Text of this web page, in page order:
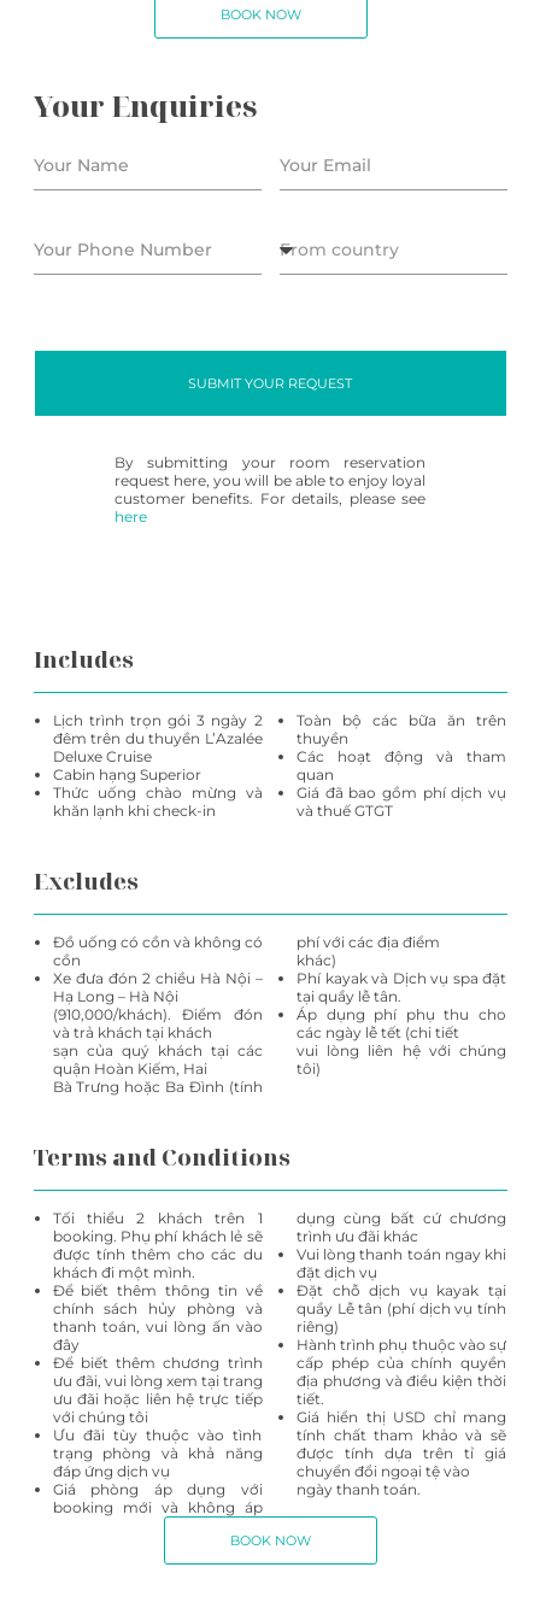
BOOK NOW
Your Enquiries
SUBMIT YOUR REQUEST
By submitting your room reservation
request here, you will be able to enjoy loyal
customer benefits. For details, please see
here
Includes
Lịch trình trọn gói 3 ngày 2
đêm trên du thuyền L’Azalée
Deluxe Cruise
Cabin hạng Superior
Thức uống chào mừng và
khăn lạnh khi check-in
Toàn bộ các bữa ăn trên
thuyền
Các hoạt động và tham
quan
Giá đã bao gồm phí dịch vụ
và thuế GTGT
Excludes
Đồ uống có cồn và không có
cồn
Xe đưa đón 2 chiều Hà Nội –
Hạ Long – Hà Nội
(910,000/khách). Điểm đón
và trả khách tại khách
sạn của quý khách tại các
quận Hoàn Kiếm, Hai
Bà Trưng hoặc Ba Đình (tính
phí với các địa điểm
khác)
Phí kayak và Dịch vụ spa đặt
tại quầy lễ tân.
Áp dụng phí phụ thu cho
các ngày lễ tết (chi tiết
vui lòng liên hệ với chúng
tôi)
Terms and Conditions
Tối thiểu 2 khách trên 1
booking. Phụ phí khách lẻ sẽ
được tính thêm cho các du
khách đi một mình.
Để biết thêm thông tin về
chính sách hủy phòng và
thanh toán, vui lòng ấn vào
đây
Để biết thêm chương trình
ưu đãi, vui lòng xem tại trang
ưu đãi hoặc liên hệ trực tiếp
với chúng tôi
Ưu đãi tùy thuộc vào tình
trạng phòng và khả năng
đáp ứng dịch vụ
Giá phòng áp dụng với
booking mới và không áp
dụng cùng bất cứ chương
trình ưu đãi khác
Vui lòng thanh toán ngay khi
đặt dịch vụ
Đặt chỗ dịch vụ kayak tại
quầy Lễ tân (phí dịch vụ tính
riêng)
Hành trình phụ thuộc vào sự
cấp phép của chính quyền
địa phương và điều kiện thời
tiết.
Giá hiển thị USD chỉ mang
tính chất tham khảo và sẽ
được tính dựa trên tỉ giá
chuyển đổi ngoại tệ vào
ngày thanh toán.
BOOK NOW